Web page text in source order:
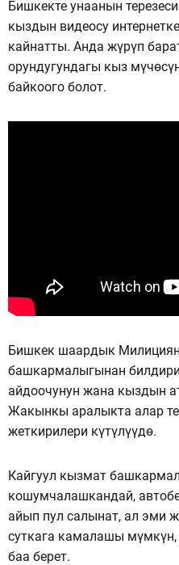
Бишкекте унаанын
кыздын видеосу
кайнатты. Анда жүрүп
орундугундагы кыз
байкоого болот.
Бишкек шаардык
башкармалыгынан
айдоочунун жана кыздын
Жакынкы аралыкта алар
жеткирилери күтүлүүдө.
Кайгуул кызмат
кошумчалашкандай,
айып пул салынат, ал эми
суткага камалашы мүмкүн,
баа берет.